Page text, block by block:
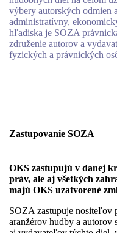
výbery autorských odmien
administratívny,
hľadiska je SOZA
združenie autorov a
fyzických a právnických
Zastupovanie SOZA
OKS zastupujú v danej
práv, ale aj všetkých
majú OKS uzatvorené
SOZA zastupuje nositeľov
aranžérov hudby a autorov